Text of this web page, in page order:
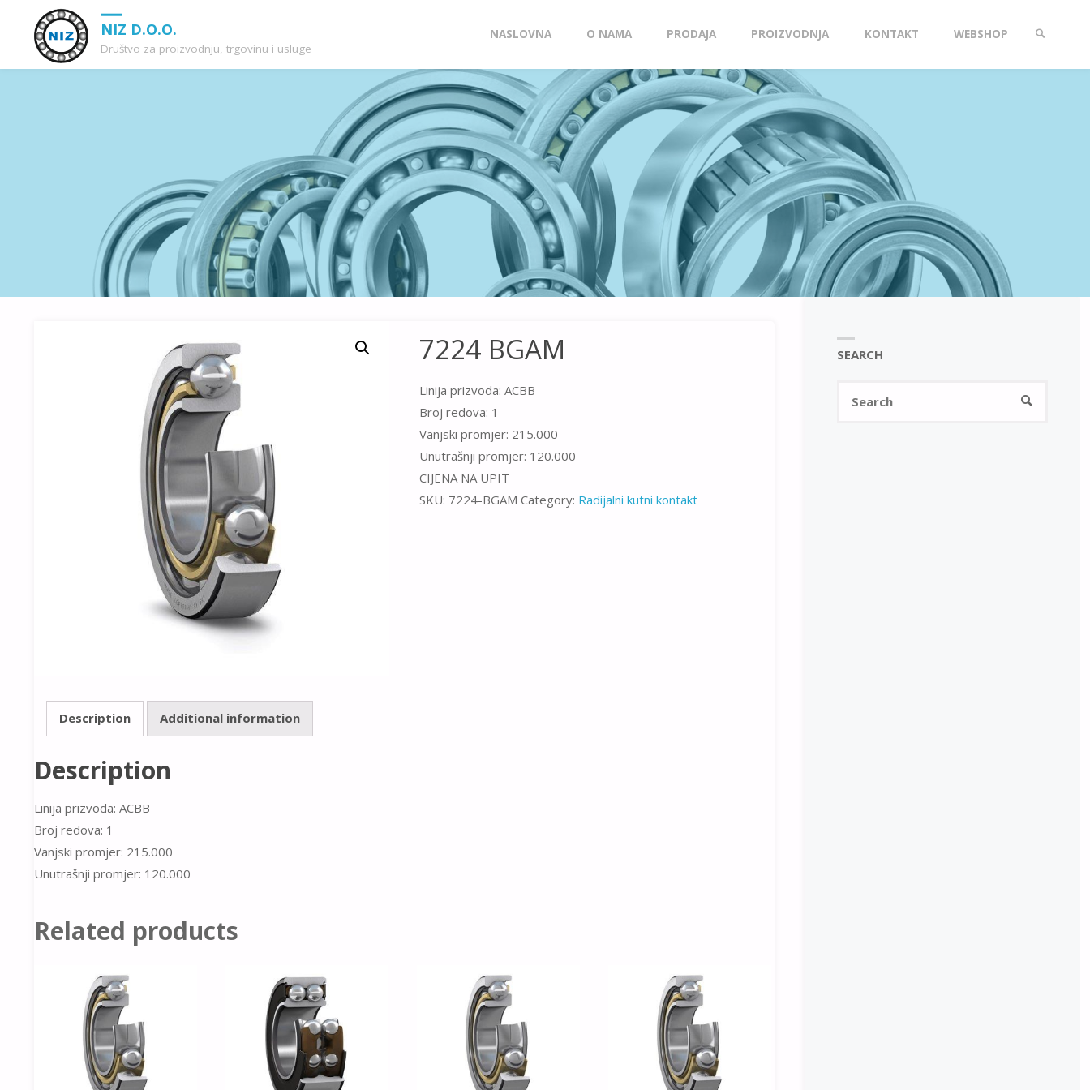
NIZ D.O.O.
Društvo za proizvodnju, trgovinu i usluge
content
NASLOVNA O NAMA PRODAJA PROIZVODNJA KONTAKT WEBSHOP
7224 BGAM
Linija prizvoda: ACBB
Broj redova: 1
Vanjski promjer: 215.000
Unutrašnji promjer: 120.000
CIJENA NA UPIT
SKU: 7224-BGAM Category: Radijalni kutni kontakt
Description Additional information
Description
Linija prizvoda: ACBB
Broj redova: 1
Vanjski promjer: 215.000
Unutrašnji promjer: 120.000
Related products
SEARCH
SEARCH